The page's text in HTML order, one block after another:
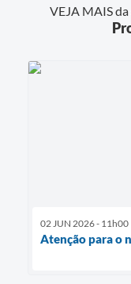
VEJA MAIS
02 JUN 2026 - 11h00
Atenção para o